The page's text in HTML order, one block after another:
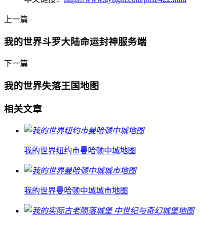
上一篇
我的世界斗罗大陆命运封神服务端
下一篇
我的世界失落王国地图
相关文章
我的世界纽约市曼哈顿中城地图
我的世界曼哈顿中城城市地图